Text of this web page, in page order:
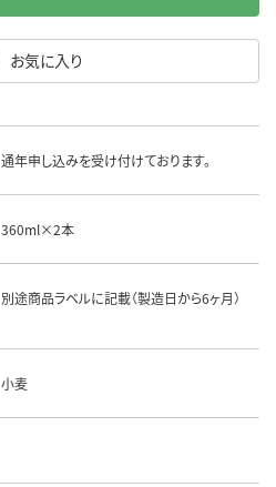
お気に入り
通年申し込みを受け付けております。
360ml×2本
別途商品ラベルに記載（製造日から6ヶ月）
小麦